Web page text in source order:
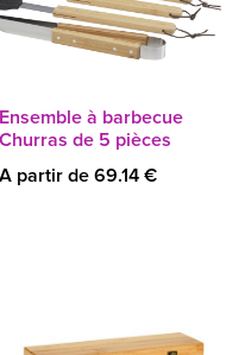
Ensemble à barbecue
Churras de 5 pièces
A partir de 69.14 €